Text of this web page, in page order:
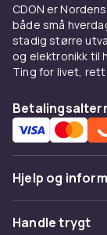
CDON er
både små
stadig større
og elektronikk til
Ting for livet,
Hjelp og
Vanlige
Handle trygt